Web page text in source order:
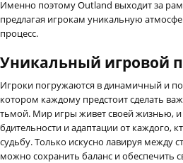
Именно поэтому Outland выходит за
предлагая игрокам уникальную
процесс.
Уникальный игровой
Игроки погружаются в динамичный и
котором каждому предстоит сделать
тьмой. Мир игры живет своей жизнью, и
бдительности и адаптации от каждого,
судьбу. Только искусно лавируя между
можно сохранить баланс и обеспечить